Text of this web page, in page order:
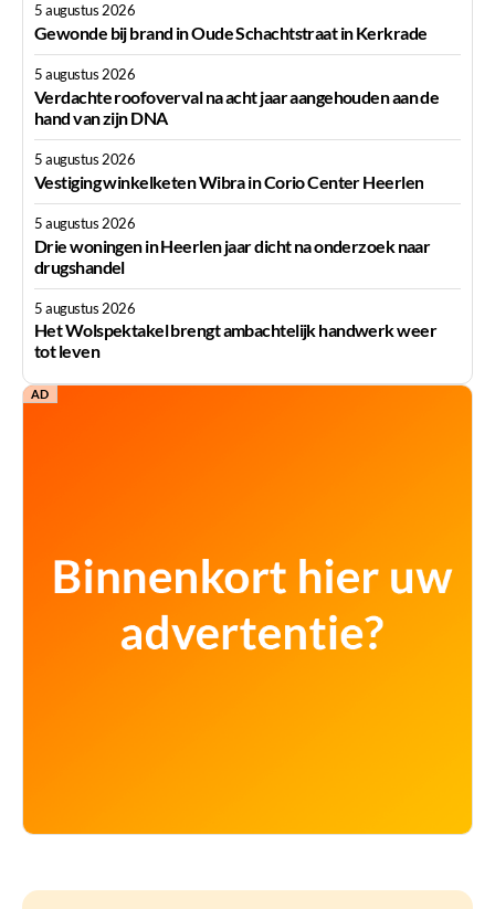
5 augustus 2026
Gewonde bij brand in Oude Schachtstraat in Kerkrade
5 augustus 2026
Verdachte roofoverval na acht jaar aangehouden aan de
hand van zijn DNA
5 augustus 2026
Vestiging winkelketen Wibra in Corio Center Heerlen
5 augustus 2026
Drie woningen in Heerlen jaar dicht na onderzoek naar
drugshandel
5 augustus 2026
Het Wolspektakel brengt ambachtelijk handwerk weer
tot leven
AD